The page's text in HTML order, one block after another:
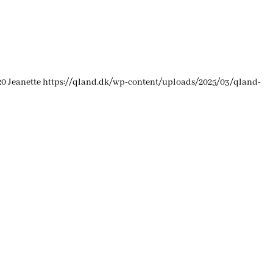
Jeanettehttps://qland.dk/wp-content/uploads/2025/03/qland-